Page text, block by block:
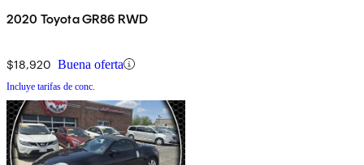
2020 Toyota GR86 RWD
$18,920 Buena oferta
Incluye tarifas de conc.